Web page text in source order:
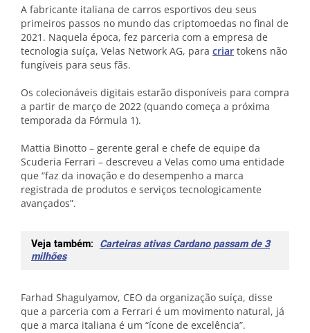
A fabricante italiana de carros esportivos deu seus
primeiros passos no mundo das criptomoedas no final de
2021. Naquela época, fez parceria com a empresa de
tecnologia suíça, Velas Network AG, para criar tokens não
fungíveis para seus fãs.
Os colecionáveis ​​digitais estarão disponíveis para compra
a partir de março de 2022 (quando começa a próxima
temporada da Fórmula 1).
Mattia Binotto – gerente geral e chefe de equipe da
Scuderia Ferrari – descreveu a Velas como uma entidade
que “faz da inovação e do desempenho a marca
registrada de produtos e serviços tecnologicamente
avançados”.
Veja também: Carteiras ativas Cardano passam de 3
milhões
Farhad Shagulyamov, CEO da organização suíça, disse
que a parceria com a Ferrari é um movimento natural, já
que a marca italiana é um “ícone de excelência”.